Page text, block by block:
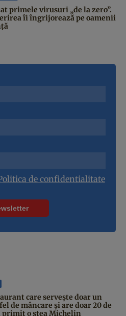
primele virusuri „de la zero”.
îi îngrijorează pe oamenii
de confidentialitate
care servește doar un
de mâncare și are doar 20 de
primit o stea Michelin